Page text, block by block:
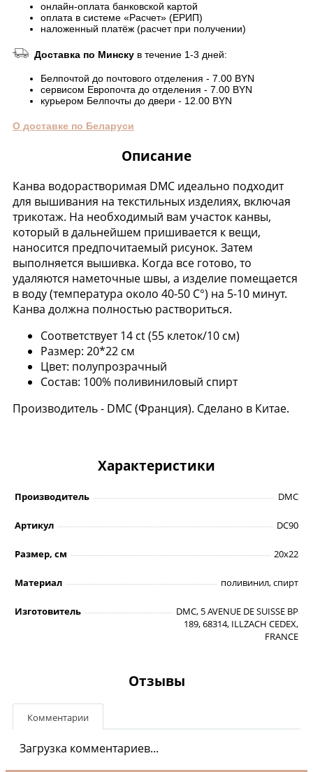
онлайн-оплата банковской картой
оплата в системе «Расчет» (ЕРИП)
наложенный платёж (расчет при получении)
Доставка по Минску в течение 1-3 дней:
Белпочтой до почтового отделения - 7.00 BYN
сервисом Европочта до отделения - 7.00 BYN
курьером Белпочты до двери - 12.00 BYN
О доставке по Беларуси
Описание
Канва водорастворимая DMC идеально подходит
для вышивания на текстильных изделиях, включая
трикотаж. На необходимый вам участок канвы,
который в дальнейшем пришивается к вещи,
наносится предпочитаемый рисунок. Затем
выполняется вышивка. Когда все готово, то
удаляются наметочные швы, а изделие помещается
в воду (температура около 40-50 C°) на 5-10 минут.
Канва должна полностью раствориться.
Соответствует 14 ct (55 клеток/10 см)
Размер: 20*22 см
Цвет: полупрозрачный
Состав: 100% поливиниловый спирт
Производитель - DMC (Франция). Сделано в Китае.
Характеристики
Производитель DMC
Артикул DC90
Размер, см 20х22
Материал поливинил, спирт
Изготовитель
DMC, 5 AVENUE DE SUISSE BP
189, 68314, ILLZACH CEDEX,
FRANCE
Отзывы
Комментарии
Загрузка комментариев...